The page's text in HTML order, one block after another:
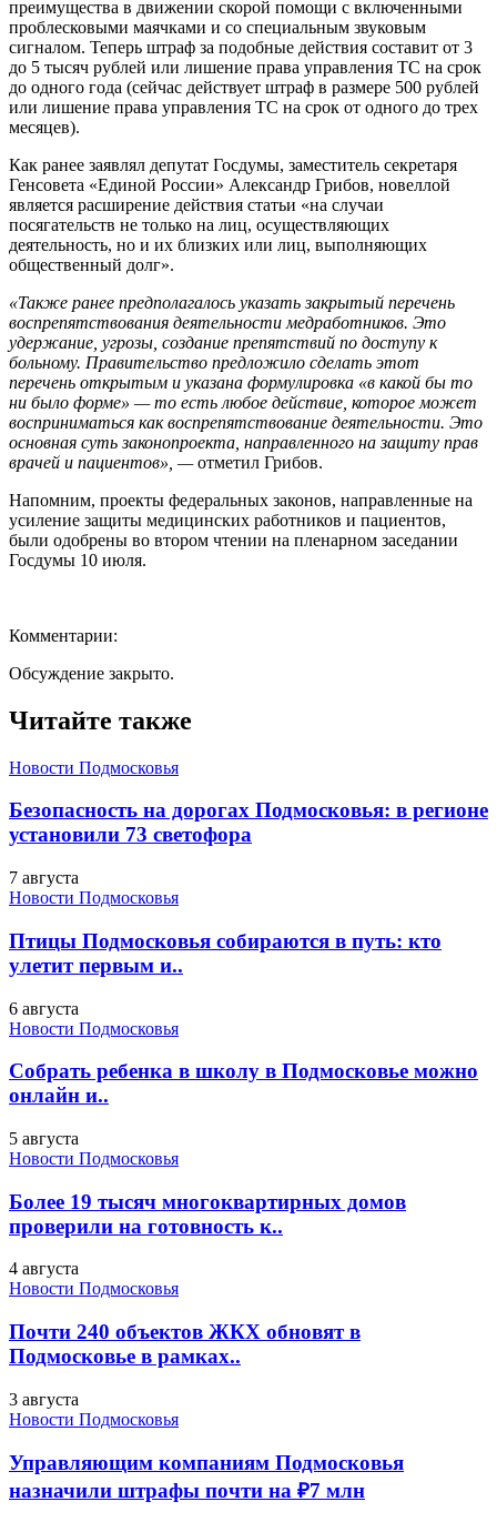
преимущества в движении скорой помощи с включенными
проблесковыми маячками и со специальным звуковым
сигналом. Теперь штраф за подобные действия составит от 3
до 5 тысяч рублей или лишение права управления ТС на срок
до одного года (сейчас действует штраф в размере 500 рублей
или лишение права управления ТС на срок от одного до трех
месяцев).
Как ранее заявлял депутат Госдумы, заместитель секретаря
Генсовета «Единой России» Александр Грибов, новеллой
является расширение действия статьи «на случаи
посягательств не только на лиц, осуществляющих
деятельность, но и их близких или лиц, выполняющих
общественный долг».
«Также ранее предполагалось указать закрытый перечень
воспрепятствования деятельности медработников. Это
удержание, угрозы, создание препятствий по доступу к
больному. Правительство предложило сделать этот
перечень открытым и указана формулировка «в какой бы то
ни было форме» — то есть любое действие, которое может
восприниматься как воспрепятствование деятельности. Это
основная суть законопроекта, направленного на защиту прав
врачей и пациентов», —отметил Грибов.
Напомним, проекты федеральных законов, направленные на
усиление защиты медицинских работников и пациентов,
были одобрены во втором чтении на пленарном заседании
Госдумы 10 июля.
Комментарии:
Обсуждение закрыто.
Читайте также
Новости Подмосковья
Безопасность на дорогах Подмосковья: в регионе
установили 73 светофора
7 августа
Новости Подмосковья
Птицы Подмосковья собираются в путь: кто
улетит первым и..
6 августа
Новости Подмосковья
Собрать ребенка в школу в Подмосковье можно
онлайн и..
5 августа
Новости Подмосковья
Более 19 тысяч многоквартирных домов
проверили на готовность к..
4 августа
Новости Подмосковья
Почти 240 объектов ЖКХ обновят в
Подмосковье в рамках..
3 августа
Новости Подмосковья
Управляющим компаниям Подмосковья
назначили штрафы почти на ₽7 млн